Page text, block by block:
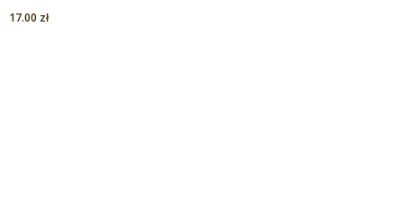
17.00 zł